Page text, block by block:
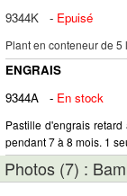
9344K
- Epuisé
Plant en conteneur de
ENGRAIS
9344A
- En stock
Pastille d'engrais
pendant 7 à 8 mois. 1
Photos (7) :